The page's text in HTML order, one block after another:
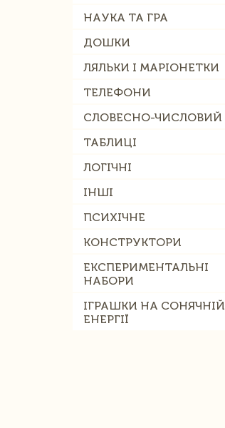
НАУКА ТА ГРА
ДОШКИ
ЛЯЛЬКИ І МАРІОНЕТКИ
ТЕЛЕФОНИ
СЛОВЕСНО-ЧИСЛОВИЙ
ТАБЛИЦІ
ЛОГІЧНІ
ІНШІ
ПСИХІЧНЕ
КОНСТРУКТОРИ
ЕКСПЕРИМЕНТАЛЬНІ
НАБОРИ
ІГРАШКИ НА СОНЯЧНІЙ
ЕНЕРГІЇ